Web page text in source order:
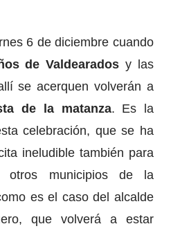
6 de diciembre cuando
de Valdearadosy las
se acerquen volverán a
de la matanza. Es la
celebración, que se ha
ineludible también para
otros municipios de la
es el caso del alcalde
que volverá a estar